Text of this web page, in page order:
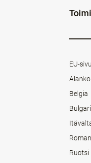
EU-
Belgia
Ruotsi